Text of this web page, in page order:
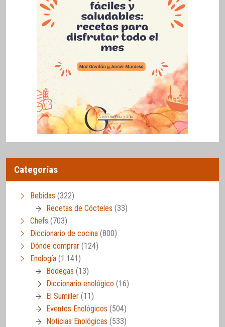
Categorías
Bebidas (322)
Recetas de Cócteles (33)
Chefs (703)
Diccionario de cocina (800)
Dónde comprar (124)
Enología (1.141)
Bodegas (13)
Diccionario enológico (16)
El Sumiller (11)
Eventos Enológicos (504)
Noticias Enológicas (533)